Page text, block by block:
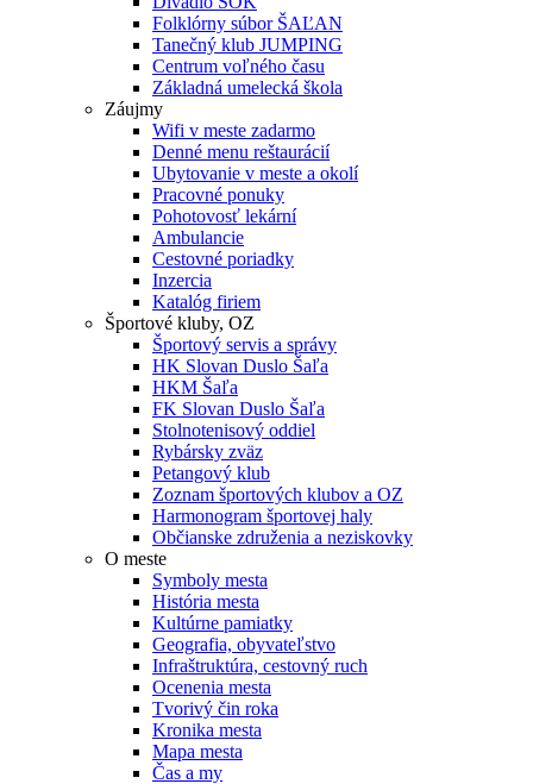
Folklórny súbor ŠAĽAN
Tanečný klub JUMPING
Centrum voľného času
Základná umelecká škola
Záujmy
Wifi v meste zadarmo
Denné menu reštaurácií
Ubytovanie v meste a okolí
Pracovné ponuky
Pohotovosť lekární
Ambulancie
Cestovné poriadky
Inzercia
Katalóg firiem
Športové kluby, OZ
Športový servis a správy
HK Slovan Duslo Šaľa
HKM Šaľa
FK Slovan Duslo Šaľa
Stolnotenisový oddiel
Rybársky zväz
Petangový klub
Zoznam športových klubov a OZ
Harmonogram športovej haly
Občianske združenia a neziskovky
O meste
Symboly mesta
História mesta
Kultúrne pamiatky
Geografia, obyvateľstvo
Infraštruktúra, cestovný ruch
Ocenenia mesta
Tvorivý čin roka
Kronika mesta
Mapa mesta
Čas a my